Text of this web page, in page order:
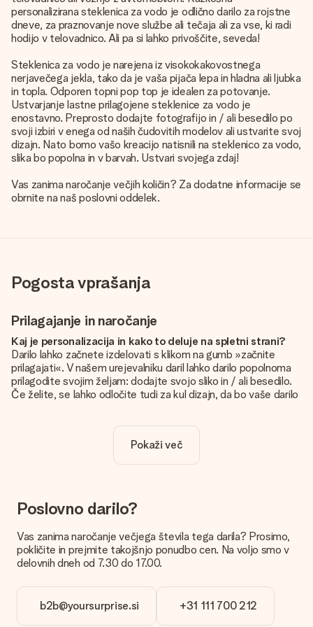
personalizirana steklenica za vodo je odlično darilo za rojstne
dneve, za praznovanje nove službe ali tečaja ali za vse, ki radi
hodijo v telovadnico. Ali pa si lahko privoščite, seveda!
Steklenica za vodo je narejena iz visokokakovostnega
nerjavečega jekla, tako da je vaša pijača lepa in hladna ali ljubka
in topla. Odporen topni pop top je idealen za potovanje.
Ustvarjanje lastne prilagojene steklenice za vodo je
enostavno. Preprosto dodajte fotografijo in / ali besedilo po
svoji izbiri v enega od naših čudovitih modelov ali ustvarite svoj
dizajn. Nato bomo vašo kreacijo natisnili na steklenico za vodo,
slika bo popolna in v barvah. Ustvari svojega zdaj!
Vas zanima naročanje večjih količin? Za dodatne informacije se
obrnite na naš poslovni oddelek.
Pogosta vprašanja
Prilagajanje in naročanje
Kaj je personalizacija in kako to deluje na spletni strani?
Darilo lahko začnete izdelovati s klikom na gumb »začnite
prilagajati«. V našem urejevalniku daril lahko darilo popolnoma
prilagodite svojim željam: dodajte svojo sliko in / ali besedilo.
Če želite, se lahko odločite tudi za kul dizajn, da bo vaše darilo
Je personalizacija vključena v ceno?
Cena, prikazana na spletnem mestu, vključuje personalizacijo
vašega darila. Lepo in jasno!
Želimo poskrbeti, da boste z darilom popolnoma zadovoljni.
Zato je pomembno, da uporabljamo visokokakovostne
našo službo za pomoč strankam in priložite fotografijo skupaj
z darilom, ki ga želite naročiti. Nato lahko za vas preverijo
kakovost!
Katere formate lahko naložim?
Datoteke JPG in PNG naložite v naš urejevalnik. Je to preveč
tehnično ali imate sliko drugačne oblike, ki bi jo radi uporabili?
Pokaži več
Poslovno darilo?
Vas zanima naročanje večjega števila tega darila? Prosimo,
pokličite in prejmite takojšnjo ponudbo cen. Na voljo smo v
delovnih dneh od 7.30 do 17.00.
b2b@yoursurprise.si +31 111 700 212